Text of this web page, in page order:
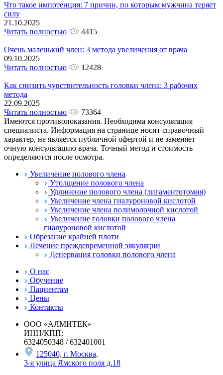
Что такое импотенция: 7 причин, по которым мужчина теряет
силу
21.10.2025
Читать полностью
4415
Очень маленький член: 3 метода увеличения от врача
09.10.2025
Читать полностью
12428
Как снизить чувствительность головки члена: 3 рабочих
метода
22.09.2025
Читать полностью
73364
Имеются противопоказания. Необходима консультация
специалиста. Информация на странице носит справочный
характер, не является публичной офертой и не заменяет
очную консультацию врача. Точный метод и стоимость
определяются после осмотра.
Увеличение полового члена
Утолщение полового члена
Удлинение полового члена (лигаментотомия)
Увеличение члена гиалуроновой кислотой
Увеличение члена полимолочной кислотой
Увеличение головки полового члена
гиалуроновой кислотой
Обрезание крайней плоти
Лечение преждевременной эякуляции
Денервация головки полового члена
О нас
Обучение
Пациентам
Цены
Контакты
ООО «АЛМИТЕК»
ИНН/КПП:
6324050348 / 632401001
125040, г. Москва,
3-я улица Ямского поля д.18